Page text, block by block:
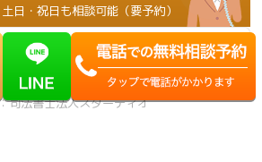
日・祝日も相談可能（要予約）
司法書士法人スターディオ